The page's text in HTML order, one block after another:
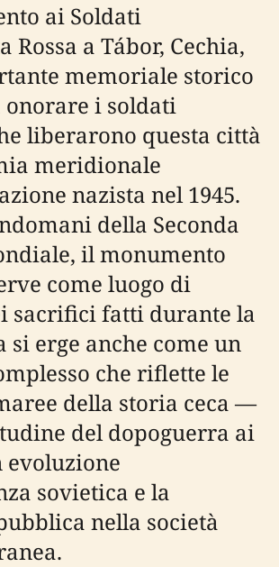
ai Soldati
Rossa a Tábor, Cechia,
memoriale storico
onorare i soldati
liberarono questa città
meridionale
nazista nel 1945.
della Seconda
il monumento
come luogo di
sacrifici fatti durante la
si erge anche come un
che riflette le
della storia ceca —
del dopoguerra ai
sovietica e la
nella società